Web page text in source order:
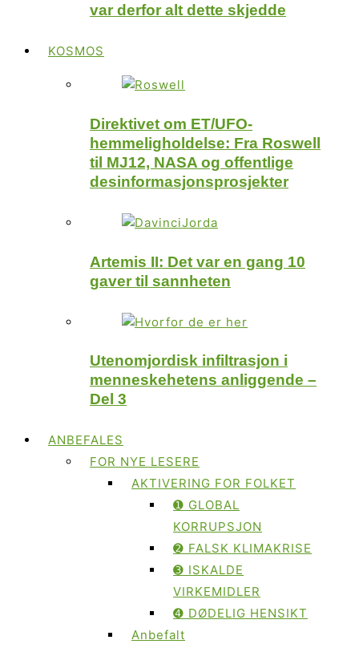
var derfor alt dette skjedde
KOSMOS
Direktivet om ET/UFO-
hemmeligholdelse: Fra Roswell
til MJ12, NASA og offentlige
desinformasjonsprosjekter
Artemis II: Det var en gang 10
gaver til sannheten
Utenomjordisk infiltrasjon i
menneskehetens anliggende –
Del 3
ANBEFALES
FOR NYE LESERE
AKTIVERING FOR FOLKET
➊ GLOBAL
KORRUPSJON
➋ FALSK KLIMAKRISE
➌ ISKALDE
VIRKEMIDLER
➍ DØDELIG HENSIKT
Anbefalt